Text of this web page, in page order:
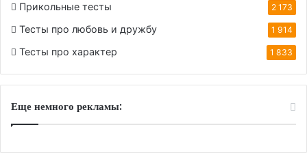
Прикольные тесты 2 173
Тесты про любовь и дружбу 1 914
Тесты про характер 1 833
Еще немного рекламы: